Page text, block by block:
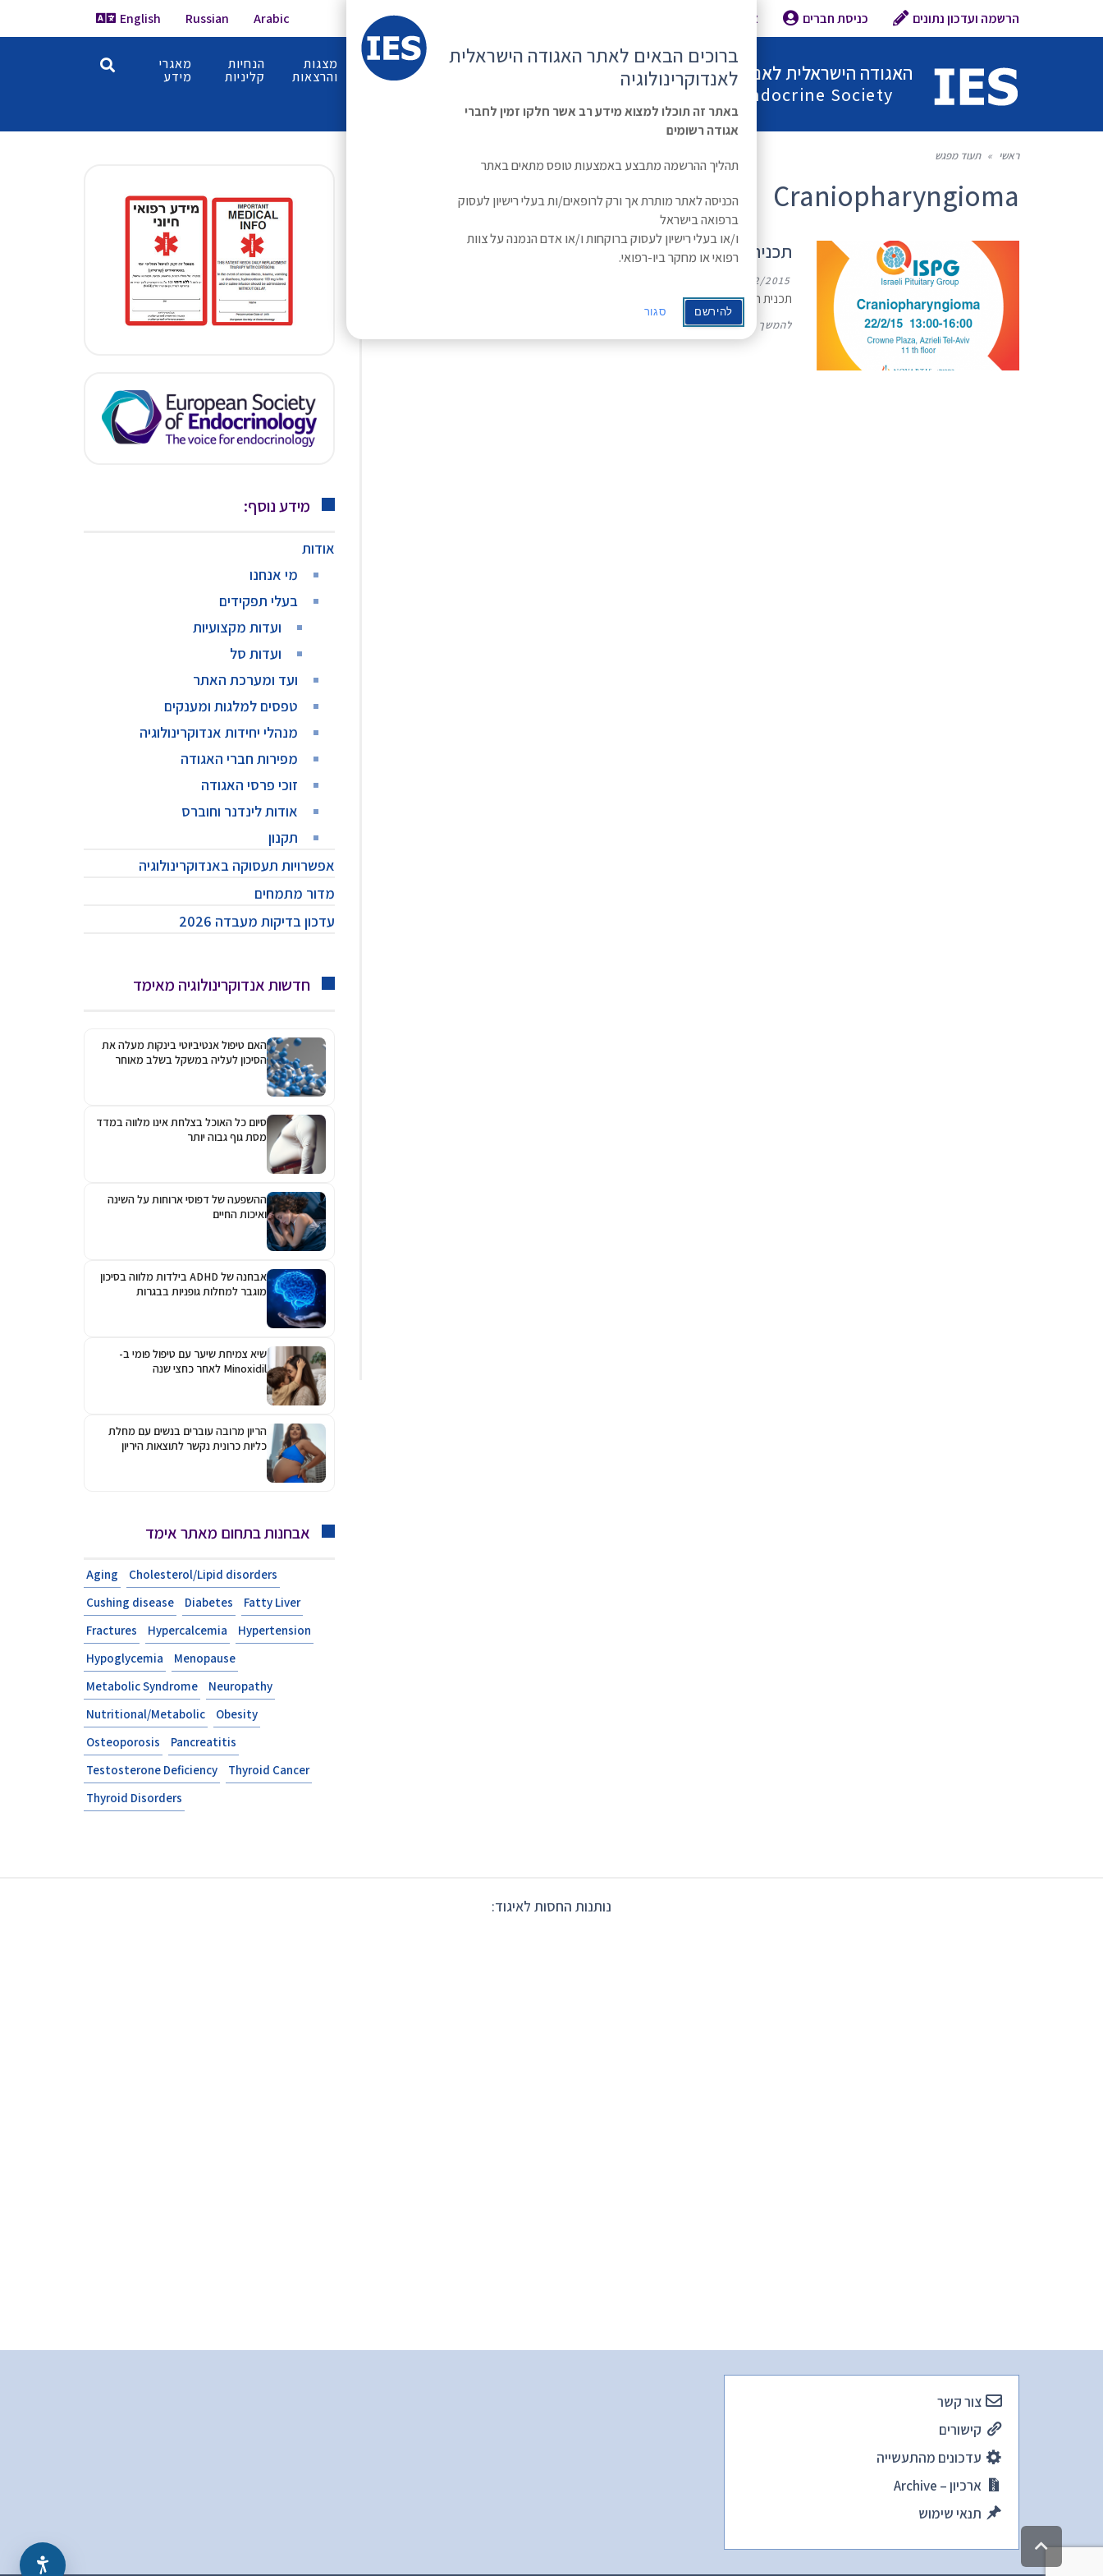
הרשמה ועדכון נתונים כניסת חברים צור קשר Arabic
Russian
English
האגודה הישראלית לאנדוקרינולוגיה
Israel Endocrine Society
ראשי משולחן מפגשים קורס
מתקדם
מצגות
והרצאות
הנחיות
קליניות
מאגרי
מידע
ראשי » תעוד מפגש
Craniopharyngioma
תכנית המפגש | Craniopharyngioma | 22/2/15
22/02/2015
תכנית המפגש ופרטי הסעות.
להמשך קריאה »
מידע נוסף:
אודות
מי אנחנו
בעלי תפקידים
ועדות מקצועיות
ועדות סל
ועד ומערכת האתר
טפסים למלגות ומענקים
מנהלי יחידות אנדוקרינולוגיה
מפירות חברי האגודה
זוכי פרסי האגודה
אודות לינדנר וחוברס
תקנון
אפשרויות תעסוקה באנדוקרינולוגיה
מדור מתמחים
עדכון בדיקות מעבדה 2026
חדשות אנדוקרינולוגיה מאימד
האם טיפול אנטיביוטי בינקות מעלה את
הסיכון לעליה במשקל בשלב מאוחר
סיום כל האוכל בצלחת אינו מלווה במדד
מסת גוף גבוה יותר
ההשפעה של דפוסי ארוחות על השינה
ואיכות החיים
אבחנה של ADHD בילדות מלווה בסיכון
מוגבר למחלות גופניות בבגרות
שיא צמיחת שיער עם טיפול פומי ב-
Minoxidil לאחר כחצי שנה
הריון מרובה עוברים בנשים עם מחלת
כליות כרונית נקשר לתוצאות היריון
אבחנות בתחום מאתר אימד
Aging
Cholesterol/Lipid disorders
Cushing disease
Diabetes
Fatty Liver
Fractures
Hypercalcemia
Hypertension
Hypoglycemia
Menopause
Metabolic Syndrome
Neuropathy
Nutritional/Metabolic
Obesity
Osteoporosis
Pancreatitis
Testosterone Deficiency
Thyroid Cancer
Thyroid Disorders
נותנות החסות לאיגוד:
צור קשר
קישורים
עדכונים מהתעשייה
ארכיון – Archive
תנאי שימוש
גלילה
לראש
ברוכים הבאים לאתר האגודה הישראלית
לאנדוקרינולוגיה
באתר זה תוכלו למצוא מידע רב אשר חלקו זמין לחברי
אגודה רשומים
תהליך ההרשמה מתבצע באמצעות טופס מתאים באתר
הכניסה לאתר מותרת אך ורק לרופאים/ות בעלי רישיון לעסוק
ברפואה בישראל
ו/או בעלי רישיון לעסוק ברוקחות ו/או אדם הנמנה על צוות
רפואי או מחקר ביו-רפואי.
להירשם סגור